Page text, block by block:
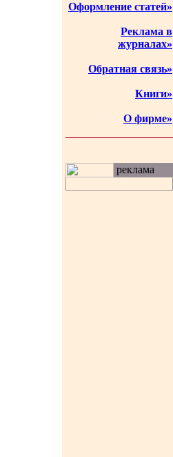
Оформление статей»
Реклама в
журналах»
Обратная связь»
Книги»
О фирме»
реклама